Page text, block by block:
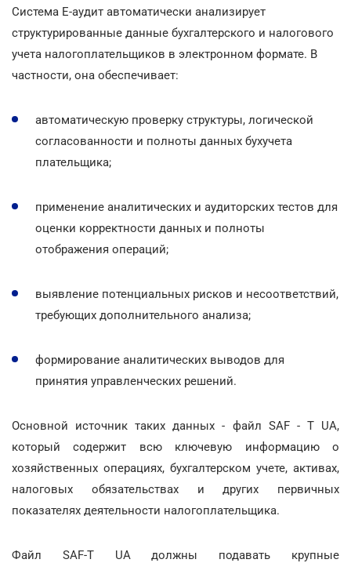
Система Е-аудит автоматически анализирует
структурированные данные бухгалтерского и налогового
учета налогоплательщиков в электронном формате. В
частности, она обеспечивает:
автоматическую проверку структуры, логической
согласованности и полноты данных бухучета
плательщика;
применение аналитических и аудиторских тестов для
оценки корректности данных и полноты
отображения операций;
выявление потенциальных рисков и несоответствий,
требующих дополнительного анализа;
формирование аналитических выводов для
принятия управленческих решений.
Основной источник таких данных - файл SAF - T UA,
который содержит всю ключевую информацию о
хозяйственных операциях, бухгалтерском учете, активах,
налоговых обязательствах и других первичных
показателях деятельности налогоплательщика.
Файл SAF-T UA должны подавать крупные